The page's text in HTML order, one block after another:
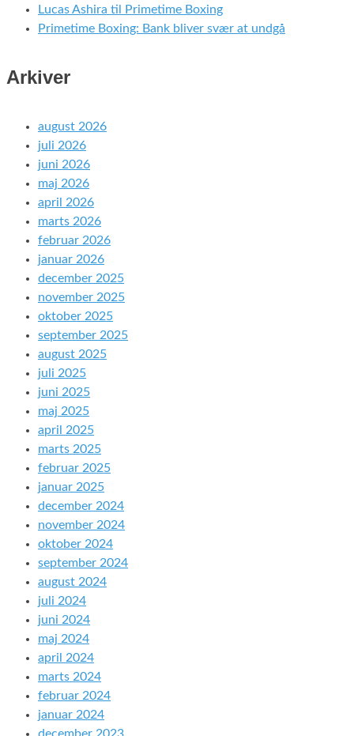
Lucas Ashira til Primetime Boxing
Primetime Boxing: Bank bliver svær at undgå
Arkiver
august 2026
juli 2026
juni 2026
maj 2026
april 2026
marts 2026
februar 2026
januar 2026
december 2025
november 2025
oktober 2025
september 2025
august 2025
juli 2025
juni 2025
maj 2025
april 2025
marts 2025
februar 2025
januar 2025
december 2024
november 2024
oktober 2024
september 2024
august 2024
juli 2024
juni 2024
maj 2024
april 2024
marts 2024
februar 2024
januar 2024